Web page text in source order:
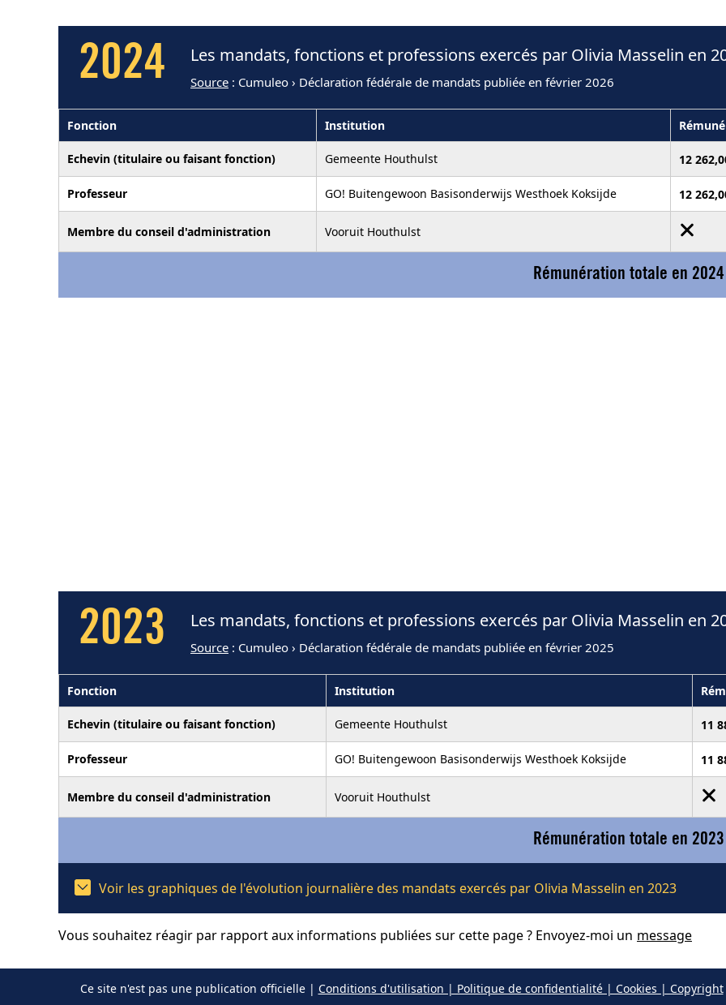
2024 Les mandats, fonctions et professions exercés par Olivia Masselin en
Source : Cumuleo › Déclaration fédérale de mandats publiée en février 2026
Fonction Institution
Echevin (titulaire ou faisant fonction) Gemeente Houthulst 12
Professeur GO! Buitengewoon Basisonderwijs Westhoek Koksijde 12
Membre du conseil d'administration Vooruit Houthulst
Rémunération totale en
2023 Les mandats, fonctions et professions exercés par Olivia Masselin en
Source : Cumuleo › Déclaration fédérale de mandats publiée en février 2025
Fonction Institution
Echevin (titulaire ou faisant fonction) Gemeente Houthulst 11
Professeur GO! Buitengewoon Basisonderwijs Westhoek Koksijde 11
Membre du conseil d'administration Vooruit Houthulst
Rémunération totale en
Voir les graphiques de l'évolution journalière des mandats exercés par Olivia Masselin en 2023
Vous souhaitez réagir par rapport aux informations publiées sur cette page ? Envoyez-moi un message
Ce site n'est pas une publication officielle | Conditions d'utilisation | Politique de confidentialité | Cookies | Copyright